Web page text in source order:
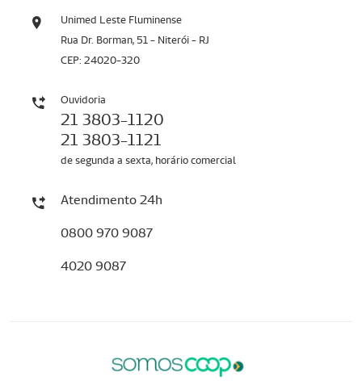
Unimed Leste Fluminense
Rua Dr. Borman, 51 - Niterói - RJ
CEP: 24020-320
Ouvidoria
21 3803-1120
21 3803-1121
de segunda a sexta, horário comercial
Atendimento 24h
0800 970 9087
4020 9087